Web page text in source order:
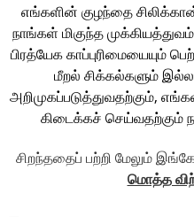
எங்களின் குழந்தை
நாங்கள் மிகுந்த
பிரத்யேக காப்புரிமையையும்
மீறல் சிக்கல்களும்
அறிமுகப்படுத்துவதற்கும்,
கிடைக்கச் செய்வதற்கும்
சிறந்ததைப் பற்றி மேலும்
மொத்த